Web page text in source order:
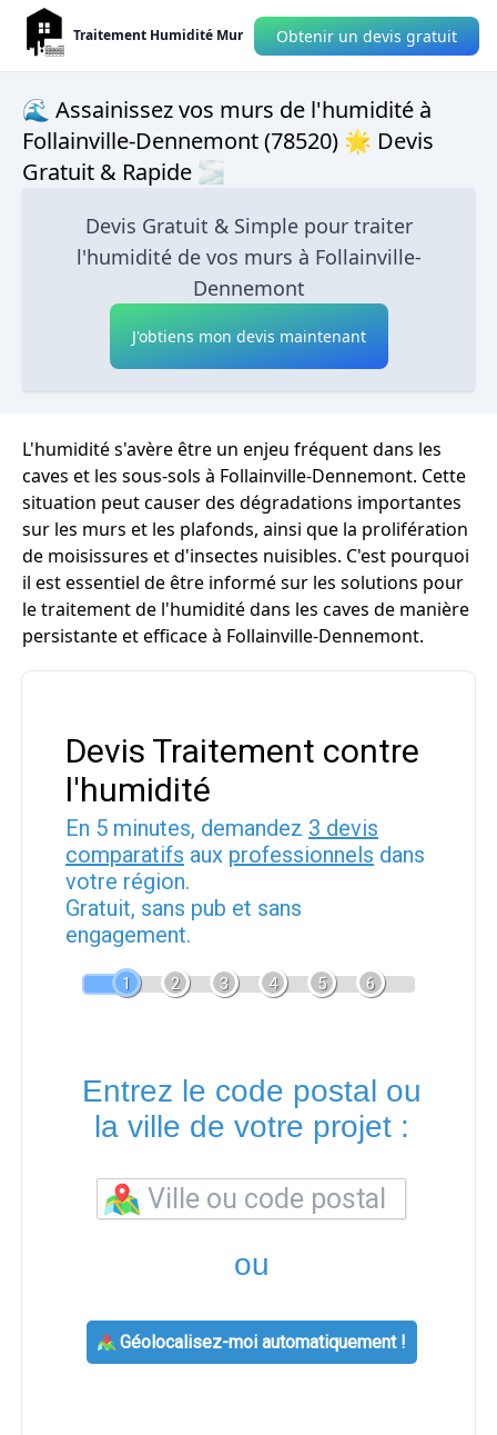
Traitement Humidité Mur Obtenir un devis gratuit
🌊 Assainissez vos murs de l'humidité à
Follainville-Dennemont (78520) 🌟 Devis
Gratuit & Rapide 🌫
Devis Gratuit & Simple pour traiter
l'humidité de vos murs à Follainville-
Dennemont
J'obtiens mon devis maintenant
L'humidité s'avère être un enjeu fréquent dans les
caves et les sous-sols à Follainville-Dennemont. Cette
situation peut causer des dégradations importantes
sur les murs et les plafonds, ainsi que la prolifération
de moisissures et d'insectes nuisibles. C'est pourquoi
il est essentiel de être informé sur les solutions pour
le traitement de l'humidité dans les caves de manière
persistante et efficace à Follainville-Dennemont.
Devis Traitement contre
l'humidité
En 5 minutes, demandez 3 devis
comparatifs aux professionnels dans
votre région.
Gratuit, sans pub et sans
engagement.
1 2 3 4 5 6
Entrez le code postal ou
la ville de votre projet :
ou
Géolocalisez-moi automatiquement !